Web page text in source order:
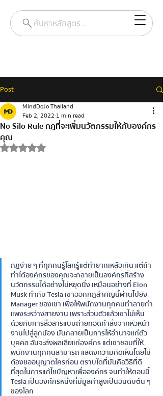
ค้นหาหลักสูตร...
Post
No Silo Rule กฏที่จะเพิ่มนวัตกรรมให้กับองค์กร
คุณ
MindDoJo Thailand
Feb 2, 2022 1 min read
Rated NaN out of 5 stars.
กฎง่าย ๆ ที่ทุกคนรู้โลกรู้แต่ทํายากเหลือเกิน แต่ถ้า
ทําได้องค์กรของคุณจะกลายเป็นองค์กรที่สร้าง
นวัตกรรมได้อย่างไม่หยุดนิ่ง เหมือนอย่างที่ Elon
Musk ทํากับ Tesla เขาออกกฎสําคัญนี้ผ่านไปยัง
Manager ของเขา เพื่อให้พนักงานทุกคนทําลายกํา
แพงระหว่างสายงาน เพราะส่วนตัวแล้วเขาไม่เห็น
ด้วยกับการสื่อสารแบบถ่ายทอดคําสั่งจากหัวหน้า
งานไปสู่ลูกน้อง มันกลายเป็นการให้อํานาจแก่ตัว
บุคคล อันจะส่งผลเสียแก่องค์กร แต่เขาชอบที่ให้
พนักงานทุกคนสามารถ แสดงความคิดเห็นโดยไม่
ต้องขออนุญาตใครก่อน ตราบใดที่มันคือวิธีที่ดี
ที่สุดในการแก้ไขปัญหาเพื่อองค์กร จนทําให้ตอนนี้
Tesla เป็นองค์กรหนึ่งที่มีมูลค่าสูงเป็นอันดับต้น ๆ
ของโลก